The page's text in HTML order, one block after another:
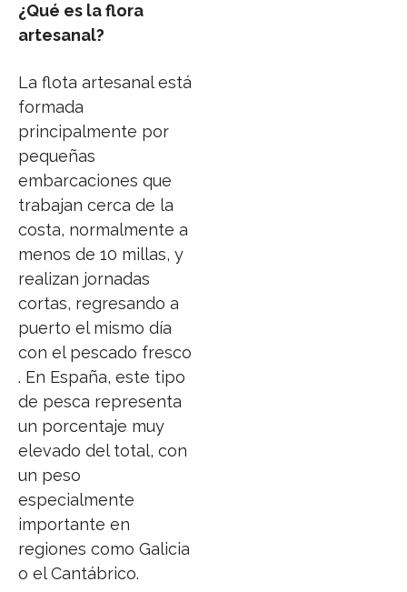
¿Qué es la flora
artesanal?
La flota artesanal está
formada
principalmente por
pequeñas
embarcaciones que
trabajan cerca de la
costa, normalmente a
menos de 10 millas, y
realizan jornadas
cortas, regresando a
puerto el mismo día
con el pescado fresco
. En España, este tipo
de pesca representa
un porcentaje muy
elevado del total, con
un peso
especialmente
importante en
regiones como Galicia
o el Cantábrico.